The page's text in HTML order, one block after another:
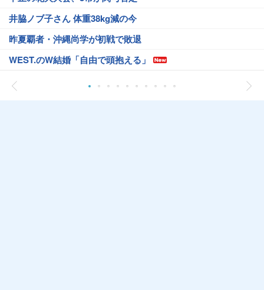
井脇ノブ子さん 体重38kg減の今
昨夏覇者・沖縄尚学が初戦で敗退
WEST.のW結婚「自由で頭抱える」